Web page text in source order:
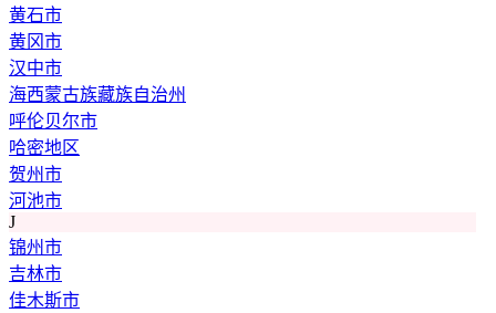
黄石市
黄冈市
汉中市
海西蒙古族藏族自治州
呼伦贝尔市
哈密地区
贺州市
河池市
J
锦州市
吉林市
佳木斯市